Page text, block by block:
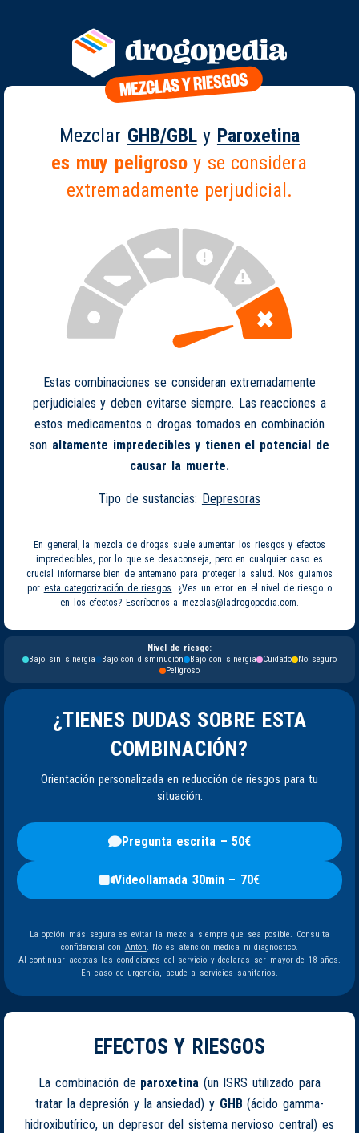
Mezclar GHB/GBLy Paroxetina
es muy peligrosoy se considera
extremadamente perjudicial.
Estas combinaciones se consideran extremadamente
perjudiciales y deben evitarse siempre. Las reacciones a
estos medicamentos o drogas tomados en combinación
son altamente impredecibles y tienen el potencial de
causar la muerte.
Tipo de sustancias: Depresoras
En general, la mezcla de drogas suele aumentar los riesgos y efectos
impredecibles, por lo que se desaconseja, pero en cualquier caso es
crucial informarse bien de antemano para proteger la salud. Nos guiamos
por esta categorización de riesgos . ¿Ves un error en el nivel de riesgo o
en los efectos? Escríbenos a mezclas@ladrogopedia.com.
Nivel de riesgo:
Bajo sin sinergia
Bajo con disminución Bajo con sinergia Cuidado
No seguro
Peligroso
¿TIENES DUDAS SOBRE ESTA
COMBINACIÓN?
Orientación personalizada en reducción de riesgos para tu
situación.
Pregunta escrita – 50€
Videollamada 30min – 70€
La opción más segura es evitar la mezcla siempre que sea posible. Consulta
confidencial con Antón. No es atención médica ni diagnóstico.
Al continuar aceptas las condiciones del servicio y declaras ser mayor de 18 años.
En caso de urgencia, acude a servicios sanitarios.
EFECTOS Y RIESGOS
La combinación de paroxetina (un ISRS utilizado para
tratar la depresión y la ansiedad) y GHB (ácido gamma-
hidroxibutírico, un depresor del sistema nervioso central) es